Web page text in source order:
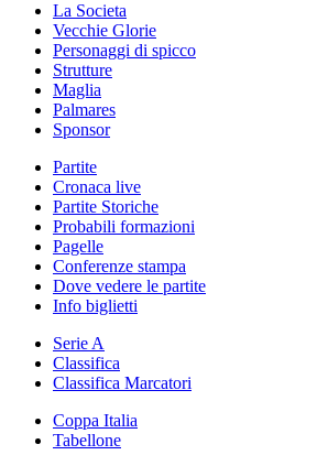
La Societa
Vecchie Glorie
Personaggi di spicco
Strutture
Maglia
Palmares
Sponsor
Partite
Cronaca live
Partite Storiche
Probabili formazioni
Pagelle
Conferenze stampa
Dove vedere le partite
Info biglietti
Serie A
Classifica
Classifica Marcatori
Coppa Italia
Tabellone